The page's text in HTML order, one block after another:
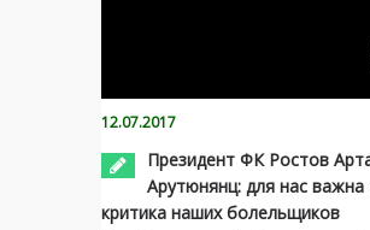
12.07.2017
Президент ФК Ростов
Арутюнянц: для нас важна
критика наших болельщиков